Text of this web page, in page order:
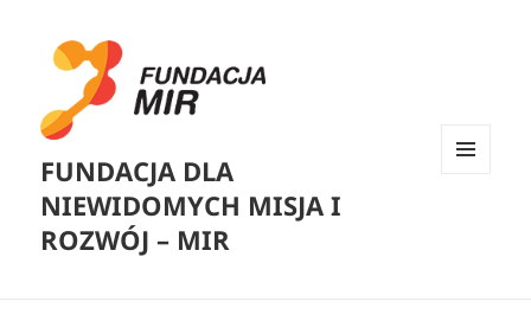
FUNDACJA DLA
NIEWIDOMYCH MISJA I
ROZWÓJ – MIR